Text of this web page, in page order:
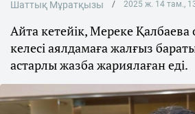
Шаттық Мұратқызы 2025 ж. 14 там.,
Айта кетейік, Мереке Қалбаева
келесі аялдамаға жалғыз
астарлы жазба жариялаған еді.